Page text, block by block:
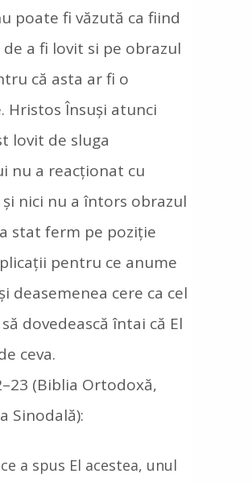
poate fi văzută ca fiind
a fi lovit si pe obrazul
că asta ar fi o
Hristos Însuși atunci
lovit de sluga
nu a reacționat cu
nici nu a întors obrazul
stat ferm pe poziție
pentru ce anume
deasemenea cere ca cel
dovedească întai că El
ceva.
(Biblia Ortodoxă,
Sinodală):
a spus El acestea, unul